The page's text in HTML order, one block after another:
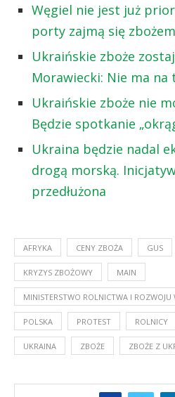
Węgiel nie jest już
porty zajmą się zbożem
Ukraińskie zboże
Morawiecki: Nie ma
Ukraińskie zboże nie
Będzie spotkanie
Ukraina będzie nadal
drogą morską.
przedłużona
AFRYKA CENY ZBOŻA GUS
KRYZYS ZBOŻOWY MAIN
MINISTERSTWO ROLNICTWA I ROZWOJU
POLSKA PROTEST ROLNICY
UKRAINA ZBOŻE ZBOŻE Z